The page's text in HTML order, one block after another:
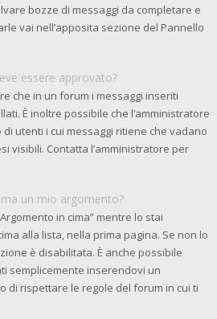
bozze di messaggi da completare e
vai nell’apposita sezione del Pannello
essere approvato?
che in un forum i messaggi inseriti
È inoltre possibile che l’amministratore
utenti i cui messaggi ritiene che vadano
visibili. Contatta l’amministratore per
un mio argomento?
in cima” mentre lo stai
alla lista, nella prima pagina. Se non lo
è disabilitata. È anche possibile
semplicemente inserendovi un
di rispettare le regole del forum in cui ti